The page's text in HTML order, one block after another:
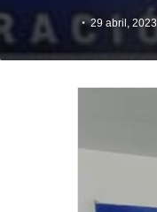
29 abril, 2023